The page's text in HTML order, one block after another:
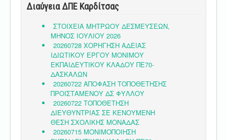
Διαύγεια ΔΠΕ Καρδίτσας